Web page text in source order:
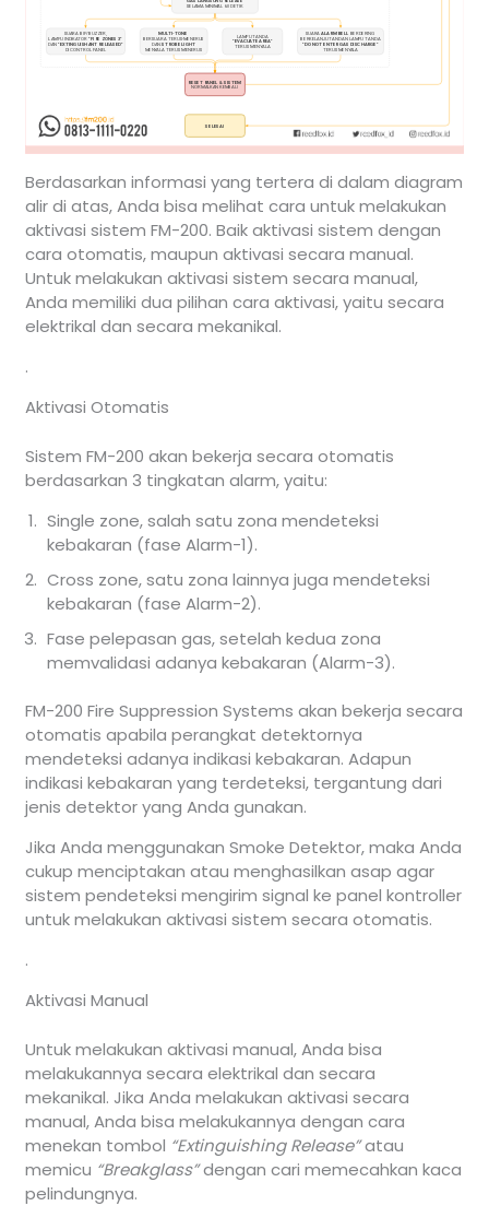
Berdasarkan informasi yang tertera di dalam diagram
alir di atas, Anda bisa melihat cara untuk melakukan
aktivasi sistem FM-200. Baik aktivasi sistem dengan
cara otomatis, maupun aktivasi secara manual.
Untuk melakukan aktivasi sistem secara manual,
Anda memiliki dua pilihan cara aktivasi, yaitu secara
elektrikal dan secara mekanikal.
.
Aktivasi Otomatis
Sistem FM-200 akan bekerja secara otomatis
berdasarkan 3 tingkatan alarm, yaitu:
Single zone, salah satu zona mendeteksi
kebakaran (fase Alarm-1).
Cross zone, satu zona lainnya juga mendeteksi
kebakaran (fase Alarm-2).
Fase pelepasan gas, setelah kedua zona
memvalidasi adanya kebakaran (Alarm-3).
FM-200 Fire Suppression Systems akan bekerja secara
otomatis apabila perangkat detektornya
mendeteksi adanya indikasi kebakaran. Adapun
indikasi kebakaran yang terdeteksi, tergantung dari
jenis detektor yang Anda gunakan.
Jika Anda menggunakan Smoke Detektor, maka Anda
cukup menciptakan atau menghasilkan asap agar
sistem pendeteksi mengirim signal ke panel kontroller
untuk melakukan aktivasi sistem secara otomatis.
.
Aktivasi Manual
Untuk melakukan aktivasi manual, Anda bisa
melakukannya secara elektrikal dan secara
mekanikal. Jika Anda melakukan aktivasi secara
manual, Anda bisa melakukannya dengan cara
menekan tombol “Extinguishing Release”atau
memicu “Breakglass”dengan cari memecahkan kaca
pelindungnya.